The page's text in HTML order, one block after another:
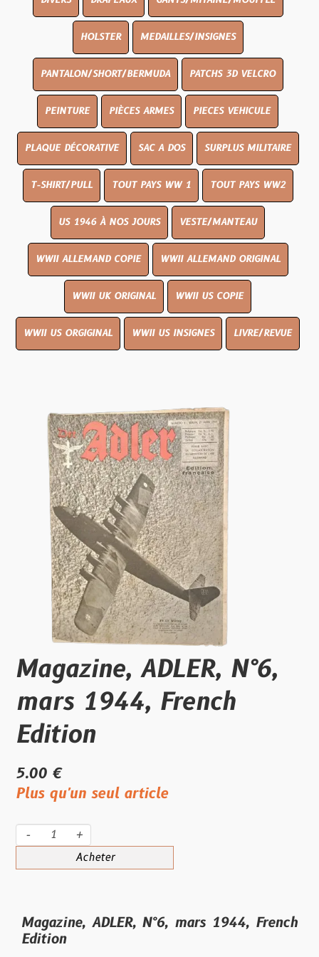
HOLSTER MEDAILLES/INSIGNES
PANTALON/SHORT/BERMUDA PATCHS 3D VELCRO
PEINTURE PIÈCES ARMES PIECES VEHICULE
PLAQUE DÉCORATIVE SAC A DOS SURPLUS MILITAIRE
T-SHIRT/PULL TOUT PAYS WW 1 TOUT PAYS WW2
US 1946 À NOS JOURS VESTE/MANTEAU
WWII ALLEMAND COPIE WWII ALLEMAND ORIGINAL
WWII UK ORIGINAL WWII US COPIE
WWII US ORGIGINAL WWII US INSIGNES LIVRE/REVUE
Magazine, ADLER, N°6,
mars 1944, French
Edition
5.00 €
Plus qu'un seul article
- +
Acheter
Magazine, ADLER, N°6, mars 1944, French
Edition